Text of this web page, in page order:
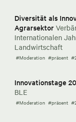
Diversität als
Agrarsektor
Internationalen
Landwirtschaft
#Moderation #präsent
Innovationstage
BLE
#Moderation #präsent